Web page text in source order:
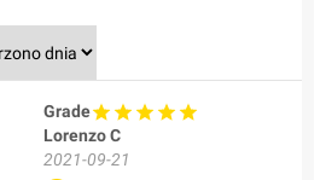
Grade
Lorenzo C
2021-09-21